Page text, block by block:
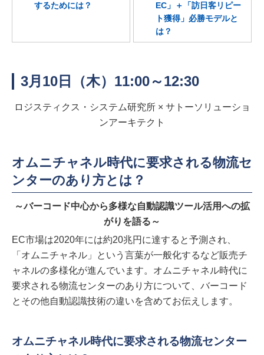
するためには？
EC」＋「訪日客リピー
ト獲得」必勝モデルと
は？
3月10日（木）11:00～12:30
ロジスティクス・システム研究所 × サトーソリューショ
ンアーキテクト
オムニチャネル時代に要求される物流セ
ンターのあり方とは？
～バーコード中心から多様な自動認識ツール活用への拡
がりを語る～
EC市場は2020年には約20兆円に達すると予測され、
「オムニチャネル」という言葉が一般化するなど販売チ
ャネルの多様化が進んでいます。オムニチャネル時代に
要求される物流センターのあり方について、バーコード
とその他自動認識技術の違いを含めてお伝えします。
オムニチャネル時代に要求される物流センター